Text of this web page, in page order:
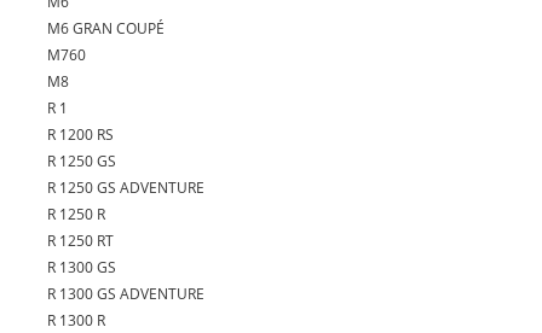
M6 GRAN COUPÉ
M760
M8
R 1
R 1200 RS
R 1250 GS
R 1250 GS ADVENTURE
R 1250 R
R 1250 RT
R 1300 GS
R 1300 GS ADVENTURE
R 1300 R